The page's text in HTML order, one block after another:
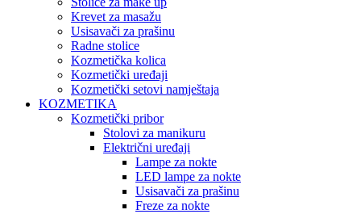
Krevet za masažu
Usisavači za prašinu
Radne stolice
Kozmetička kolica
Kozmetički uređaji
Kozmetički setovi namještaja
KOZMETIKA
Kozmetički pribor
Stolovi za manikuru
Električni uređaji
Lampe za nokte
LED lampe za nokte
Usisavači za prašinu
Freze za nokte